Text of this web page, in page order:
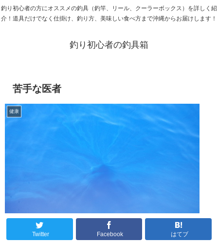
釣り初心者の方にオススメの釣具（釣竿、リール、クーラーボックス）を詳しく紹
介！道具だけでなく仕掛け、釣り方、美味しい食べ方まで沖縄からお届けします！
釣り初心者の釣具箱
苦手な医者
健康
Twitter Facebook はてブ